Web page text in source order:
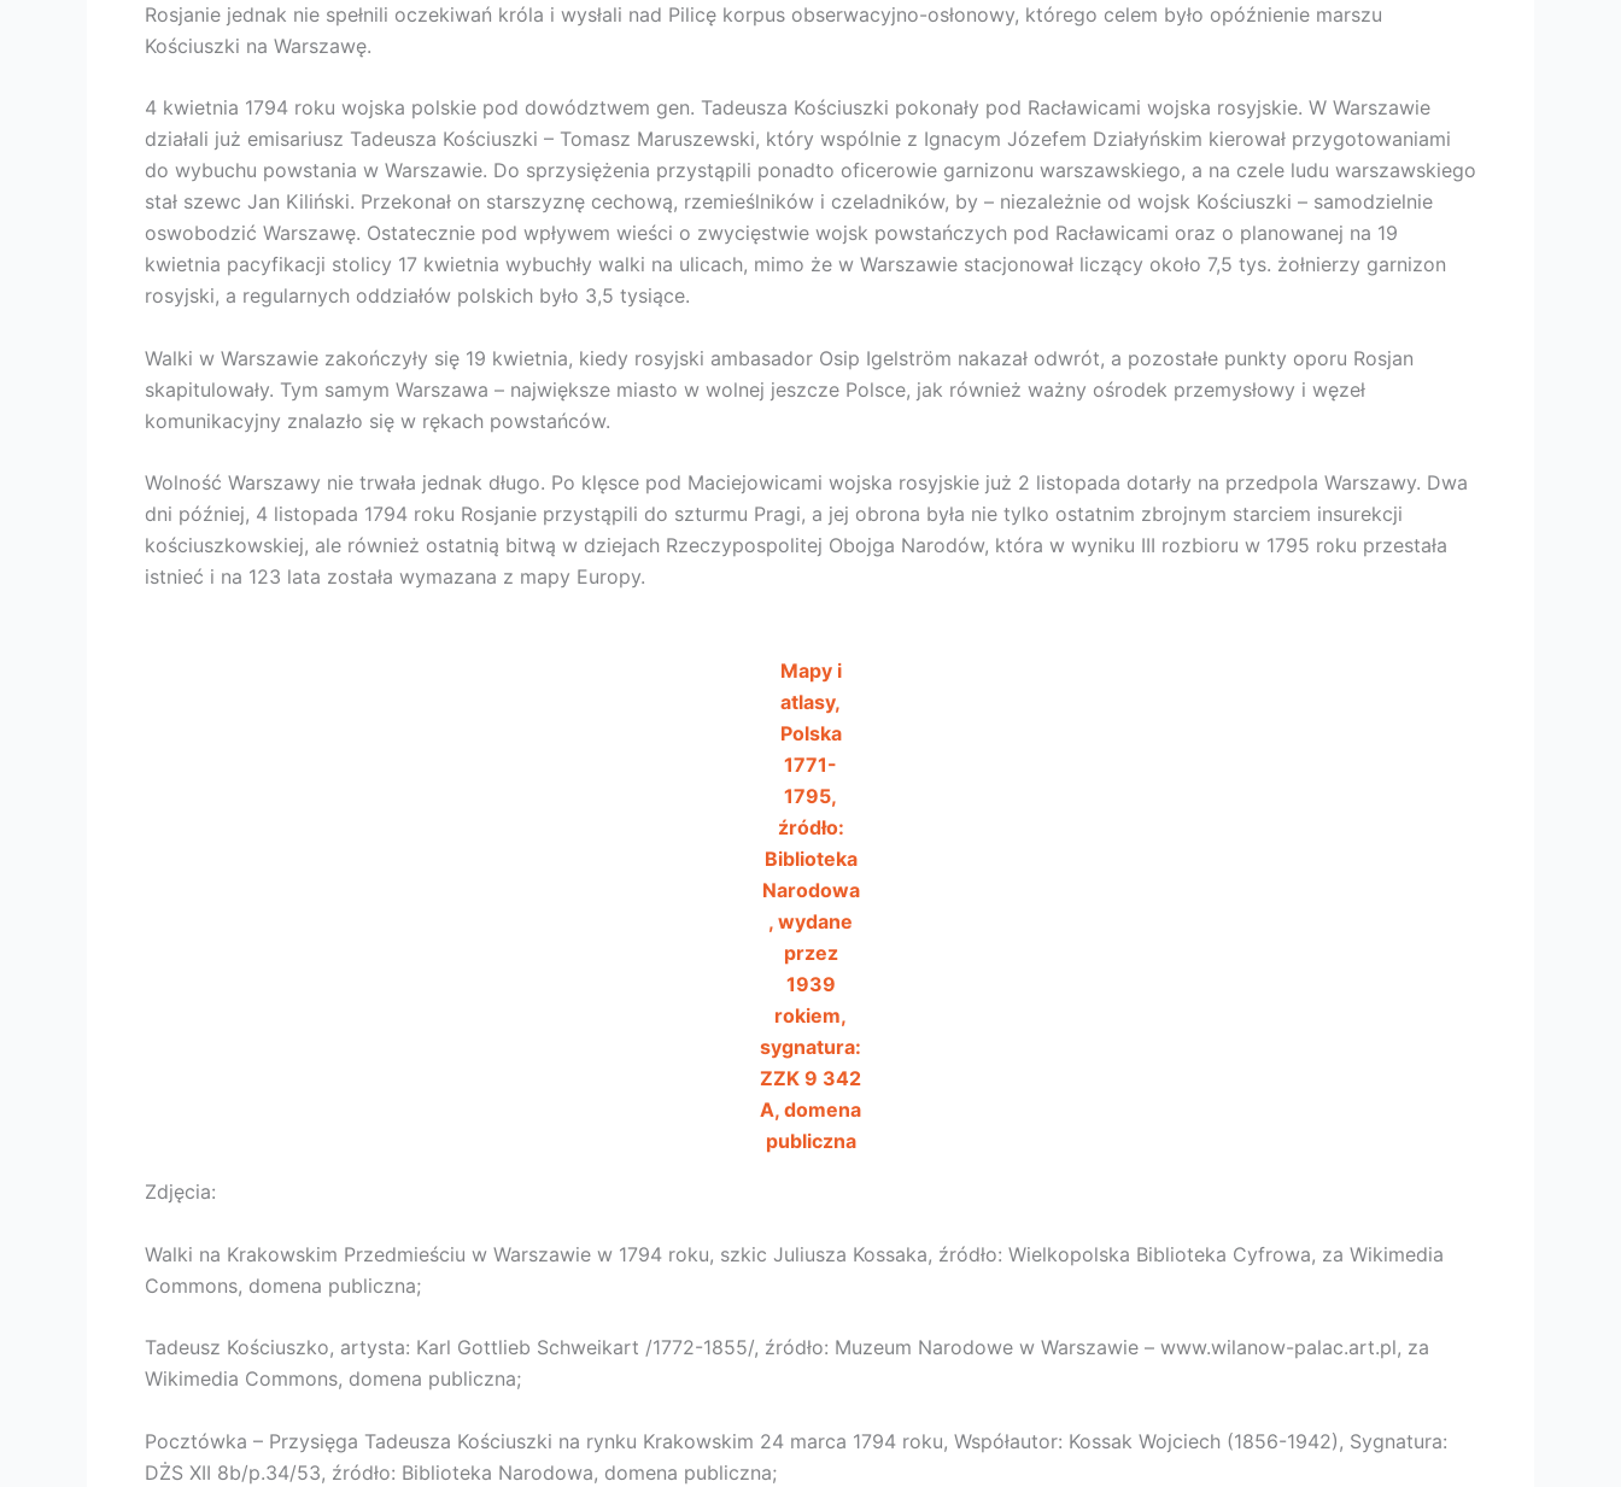
Rosjanie jednak nie spełnili oczekiwań króla i wysłali nad Pilicę korpus obserwacyjno-osłonowy, którego celem było opóźnienie marszu
Kościuszki na Warszawę.
4 kwietnia 1794 roku wojska polskie pod dowództwem gen. Tadeusza Kościuszki pokonały pod Racławicami wojska rosyjskie. W Warszawie
działali już emisariusz Tadeusza Kościuszki – Tomasz Maruszewski, który wspólnie z Ignacym Józefem Działyńskim kierował przygotowaniami
do wybuchu powstania w Warszawie. Do sprzysiężenia przystąpili ponadto oficerowie garnizonu warszawskiego, a na czele ludu warszawskiego
stał szewc Jan Kiliński. Przekonał on starszyznę cechową, rzemieślników i czeladników, by – niezależnie od wojsk Kościuszki – samodzielnie
oswobodzić Warszawę. Ostatecznie pod wpływem wieści o zwycięstwie wojsk powstańczych pod Racławicami oraz o planowanej na 19
kwietnia pacyfikacji stolicy 17 kwietnia wybuchły walki na ulicach, mimo że w Warszawie stacjonował liczący około 7,5 tys. żołnierzy garnizon
rosyjski, a regularnych oddziałów polskich było 3,5 tysiące.
Walki w Warszawie zakończyły się 19 kwietnia, kiedy rosyjski ambasador Osip Igelström nakazał odwrót, a pozostałe punkty oporu Rosjan
skapitulowały. Tym samym Warszawa – największe miasto w wolnej jeszcze Polsce, jak również ważny ośrodek przemysłowy i węzeł
komunikacyjny znalazło się w rękach powstańców.
Wolność Warszawy nie trwała jednak długo. Po klęsce pod Maciejowicami wojska rosyjskie już 2 listopada dotarły na przedpola Warszawy. Dwa
dni później, 4 listopada 1794 roku Rosjanie przystąpili do szturmu Pragi, a jej obrona była nie tylko ostatnim zbrojnym starciem insurekcji
kościuszkowskiej, ale również ostatnią bitwą w dziejach Rzeczypospolitej Obojga Narodów, która w wyniku III rozbioru w 1795 roku przestała
istnieć i na 123 lata została wymazana z mapy Europy.
Mapy i
atlasy,
Polska
1771-
1795,
źródło:
Biblioteka
Narodowa
, wydane
przez
1939
rokiem,
sygnatura:
ZZK 9 342
A, domena
publiczna
Zdjęcia:
Walki na Krakowskim Przedmieściu w Warszawie w 1794 roku, szkic Juliusza Kossaka, źródło: Wielkopolska Biblioteka Cyfrowa, za Wikimedia
Commons, domena publiczna;
Tadeusz Kościuszko, artysta: Karl Gottlieb Schweikart /1772-1855/, źródło: Muzeum Narodowe w Warszawie – www.wilanow-palac.art.pl, za
Wikimedia Commons, domena publiczna;
Pocztówka – Przysięga Tadeusza Kościuszki na rynku Krakowskim 24 marca 1794 roku, Współautor: Kossak Wojciech (1856-1942), Sygnatura:
DŻS XII 8b/p.34/53, źródło: Biblioteka Narodowa, domena publiczna;